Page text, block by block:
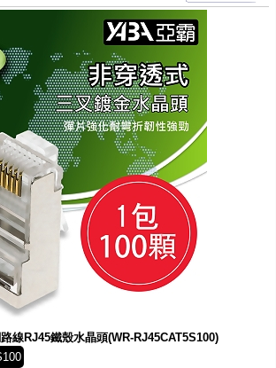
線RJ45鐵殼水晶頭(WR-RJ45CAT5S100)